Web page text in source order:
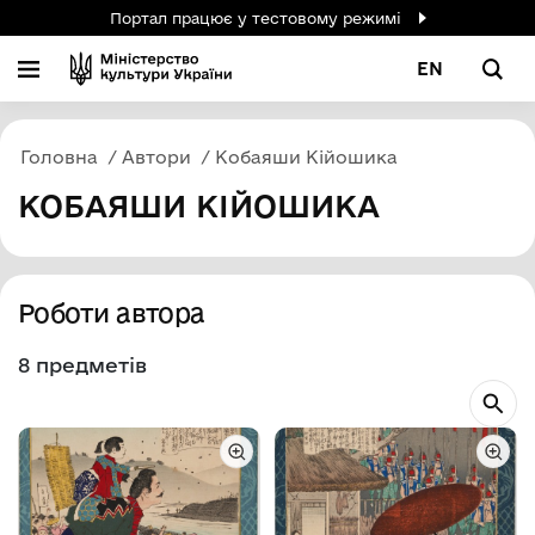
Портал працює у тестовому режимі
EN
Головна Автори Кобаяши Кійошика
КОБАЯШИ КІЙОШИКА
Роботи автора
8 предметів